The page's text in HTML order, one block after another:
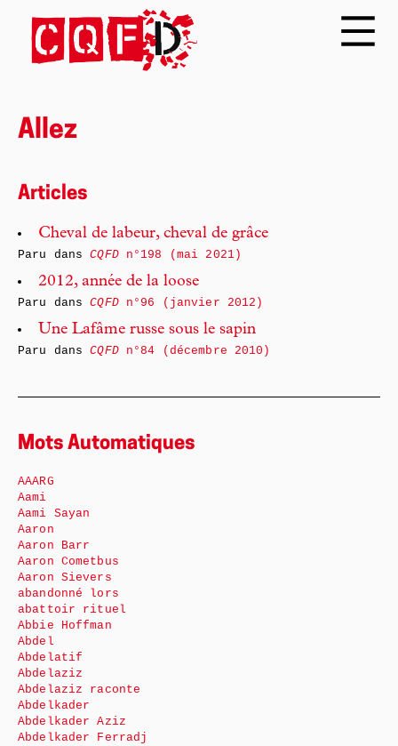
Allez
Articles
Cheval de labeur, cheval de grâce
Paru dansCQFDn°198 (mai 2021)
2012, année de la loose
Paru dansCQFDn°96 (janvier 2012)
Une Lafâme russe sous le sapin
Paru dansCQFDn°84 (décembre 2010)
Mots Automatiques
AAARG
Aami
Aami Sayan
Aaron
Aaron Barr
Aaron Cometbus
Aaron Sievers
abandonné lors
abattoir rituel
Abbie Hoffman
Abdel
Abdelatif
Abdelaziz
Abdelaziz raconte
Abdelkader
Abdelkader Aziz
Abdelkader Ferradj